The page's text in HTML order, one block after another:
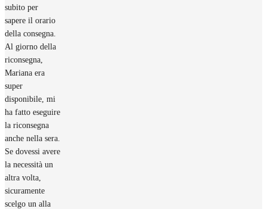
subito per
sapere il orario
della consegna.
Al giorno della
riconsegna,
Mariana era
super
disponibile, mi
ha fatto eseguire
la riconsegna
anche nella sera.
Se dovessi avere
la necessità un
altra volta,
sicuramente
scelgo un alla